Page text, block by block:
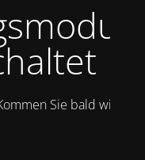
Sie bald wieder.